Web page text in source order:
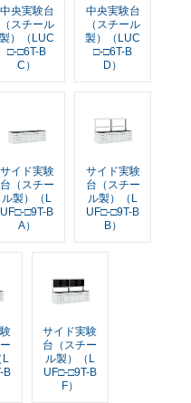
中央実験台
（スチール
製）（LUC
□-□6T-B
C）
中央実験台
（スチール
製）（LUC
□-□6T-B
D）
サイド実験
台（スチー
ル製）（L
UF□-□9T-B
A）
サイド実験
台（スチー
ル製）（L
UF□-□9T-B
B）
B
サイド実験
台（スチー
ル製）（L
UF□-□9T-B
F）